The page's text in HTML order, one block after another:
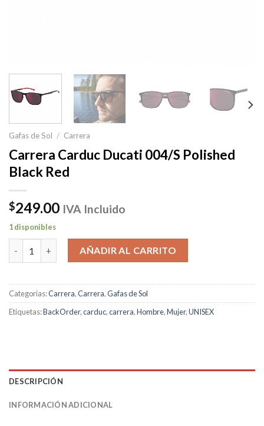
Gafas de Sol / Carrera
Carrera Carduc Ducati 004/S Polished
Black Red
$249.00 IVA Incluido
1 disponibles
Carrera Carduc Ducati 004/S Polished Black Red cantidad
AÑADIR AL CARRITO
Categorías:Carrera,Carrera,Gafas de Sol
Etiquetas:BackOrder,carduc,carrera,Hombre,Mujer,UNISEX
DESCRIPCIÓN
INFORMACIÓN ADICIONAL